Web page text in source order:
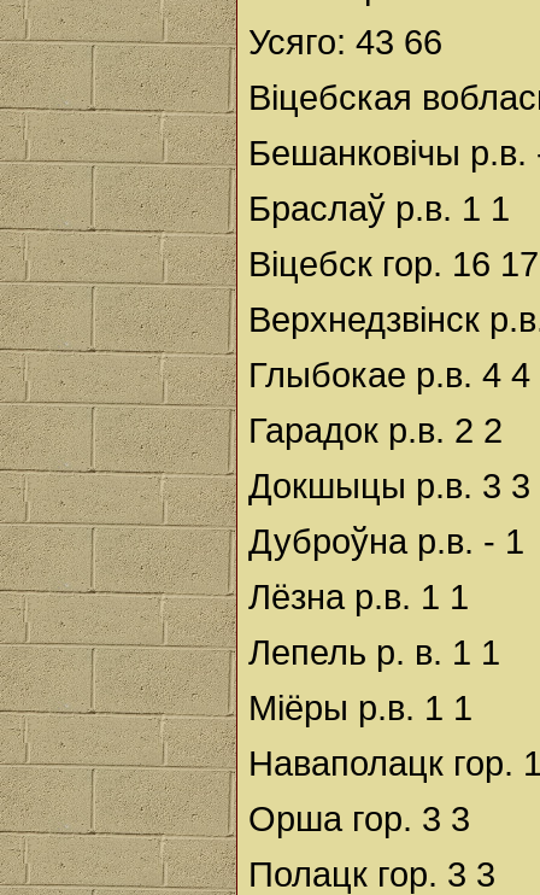
Усяго: 43 66
Віцебская
Бешанковічы р.в.
Браслаў р.в. 1 1
Віцебск гор. 16 17
Верхнедзвінск
Глыбокае р.в. 4 4
Гарадок р.в. 2 2
Докшыцы р.в. 3 3
Дуброўна р.в. - 1
Лёзна р.в. 1 1
Лепель р. в. 1 1
Міёры р.в. 1 1
Наваполацк гор.
Орша гор. 3 3
Полацк гор. 3 3